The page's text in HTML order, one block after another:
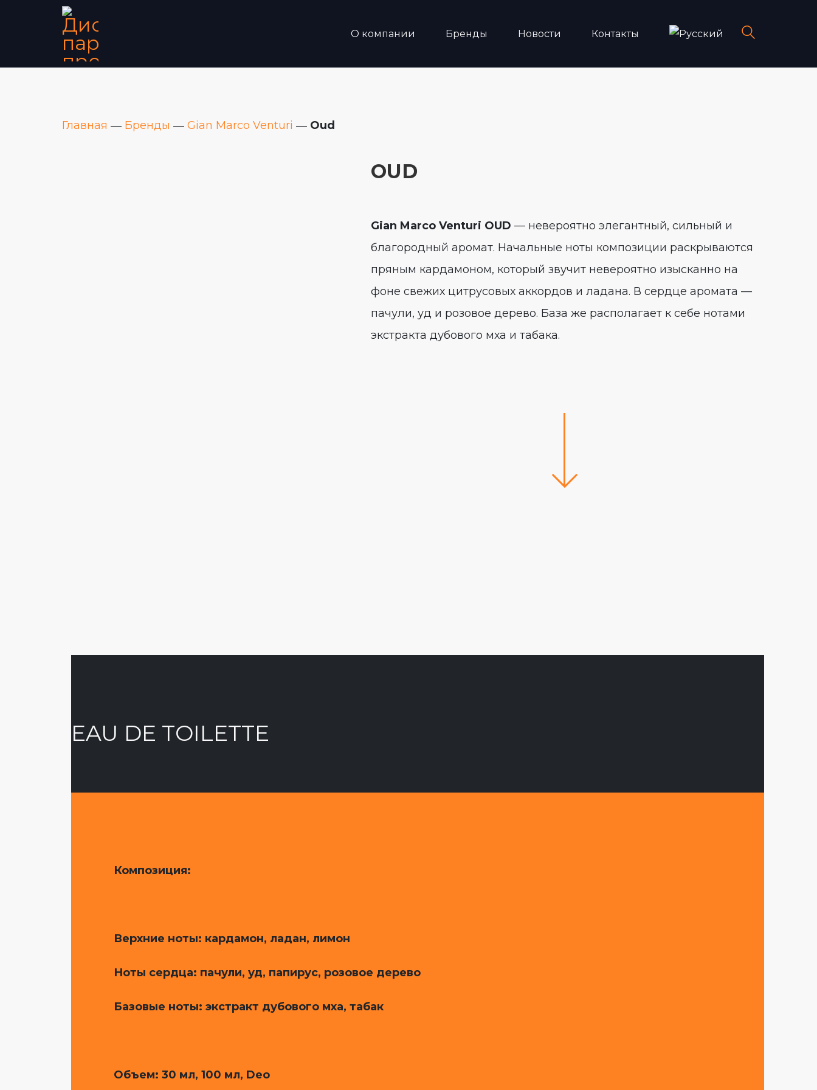
О компании Бренды Новости Контакты
Главная ― Бренды ― Gian Marco Venturi ― Oud
OUD
Gian Marco Venturi OUD — невероятно элегантный, сильный и
благородный аромат. Начальные ноты композиции раскрываются
пряным кардамоном, который звучит невероятно изысканно на
фоне свежих цитрусовых аккордов и ладана. В сердце аромата —
пачули, уд и розовое дерево. База же располагает к себе нотами
экстракта дубового мха и табака.
EAU DE TOILETTE
Композиция:
Верхние ноты: кардамон, ладан, лимон
Ноты сердца: пачули, уд, папирус, розовое дерево
Базовые ноты: экстракт дубового мха, табак
Объем: 30 мл, 100 мл, Deo